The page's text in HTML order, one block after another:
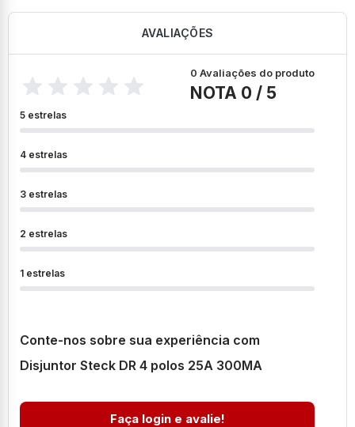
AVALIAÇÕES
0 Avaliações do produto
NOTA 0 / 5
5 estrelas
4 estrelas
3 estrelas
2 estrelas
1 estrelas
Conte-nos sobre sua experiência com
Disjuntor Steck DR 4 polos 25A 300MA
Faça login e avalie!